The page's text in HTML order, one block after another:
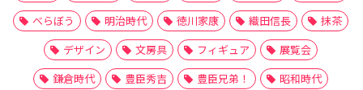
べらぼう
明治時代 徳川家康 織田信長
抹茶
デザイン
文房具 フィギュア
展覧会
鎌倉時代
豊臣秀吉 豊臣兄弟！
昭和時代